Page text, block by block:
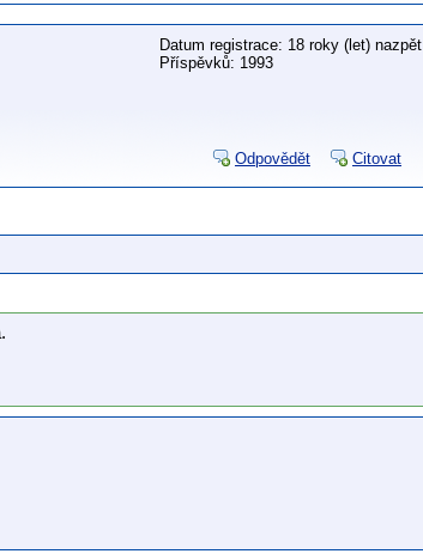
Datum registrace: 18 roky (let) nazpět
Příspěvků: 1993
Odpovědět Citovat